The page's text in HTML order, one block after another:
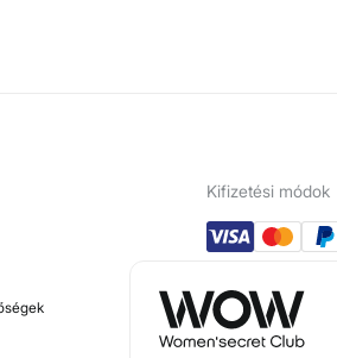
Kifizetési módok